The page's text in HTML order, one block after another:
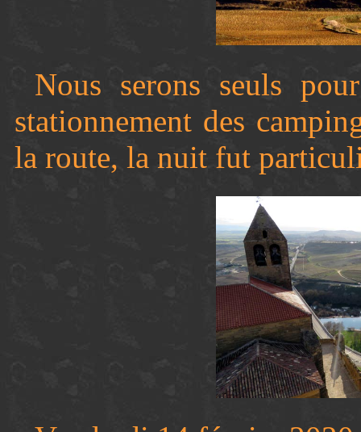
Nous serons seuls
stationnement des
la route, la nuit fut